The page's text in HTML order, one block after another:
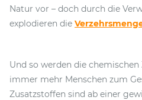
Natur vor – doch durch die
explodieren die
Und so werden die chemischen
immer mehr Menschen zum
Zusatzstoffen sind ab einer